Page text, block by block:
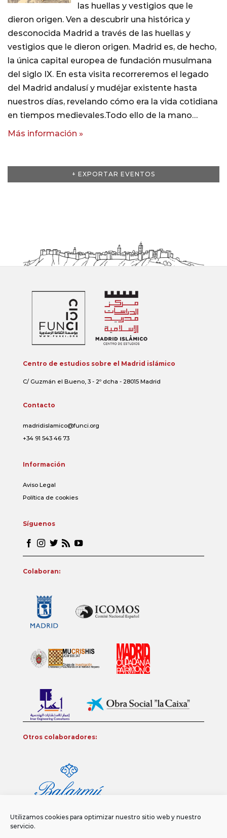
Utilizamos cookies para optimizar nuestro sitio web y nuestro
servicio.
las huellas y vestigios que le
dieron origen. Ven a descubrir una histórica y
desconocida Madrid a través de las huellas y
vestigios que le dieron origen. Madrid es, de hecho,
la única capital europea de fundación musulmana
del siglo IX. En esta visita recorreremos el legado
del Madrid andalusí y mudéjar existente hasta
nuestros días, revelando cómo era la vida cotidiana
en tiempos medievales.Todo ello de la mano…
Más información »
Eventos
+ EXPORTAR EVENTOS
Centro de estudios sobre el Madrid islámico
C/ Guzmán el Bueno, 3 - 2º dcha - 28015 Madrid
Contacto
madridislamico@funci.org
+34 91 543 46 73
Información
Aviso Legal
Política de cookies
Síguenos
Colaboran:
Otros colaboradores: